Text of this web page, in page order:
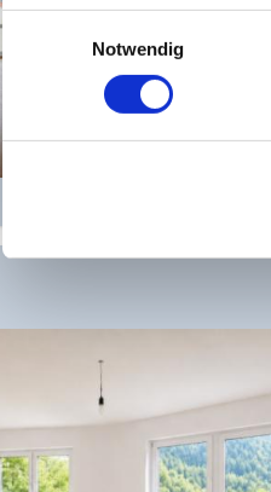
Einwilligungsauswahl
Notwendig